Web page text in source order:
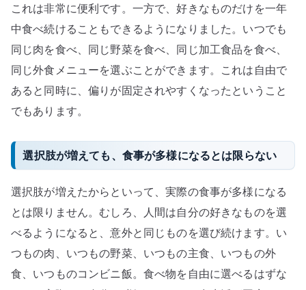
これは非常に便利です。一方で、好きなものだけを一年
中食べ続けることもできるようになりました。いつでも
同じ肉を食べ、同じ野菜を食べ、同じ加工食品を食べ、
同じ外食メニューを選ぶことができます。これは自由で
あると同時に、偏りが固定されやすくなったということ
でもあります。
選択肢が増えても、食事が多様になるとは限らない
選択肢が増えたからといって、実際の食事が多様になる
とは限りません。むしろ、人間は自分の好きなものを選
べるようになると、意外と同じものを選び続けます。い
つもの肉、いつもの野菜、いつもの主食、いつもの外
食、いつものコンビニ飯。食べ物を自由に選べるはずな